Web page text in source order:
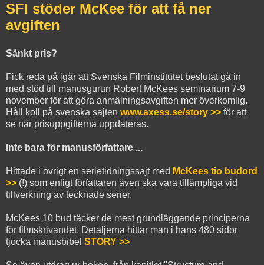
SFI stöder McKee för att få ner
avgiften
Sänkt pris?
Fick reda på igår att Svenska Filminstitutet beslutat gå in
med stöd till manusgurun Robert McKees seminarium 7-9
november för att göra anmälningsavgiften mer överkomlig.
Håll koll på svenska sajten www.axess.se/story >> för att
se när prisuppgifterna uppdateras.
Inte bara för manusförfattare ...
Hittade i övrigt en serietidningssajt med McKees tio budord
>> (!) som enligt författaren även ska vara tillämpliga vid
tillverkning av tecknade serier.
McKees 10 bud täcker de mest grundläggande principerna
för filmskrivandet. Detaljerna hittar man i hans 480 sidor
tjocka manusbibel STORY >>